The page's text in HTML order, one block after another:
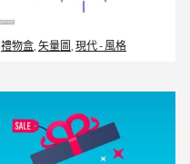
禮物盒, 矢量圖, 現代 - 風格